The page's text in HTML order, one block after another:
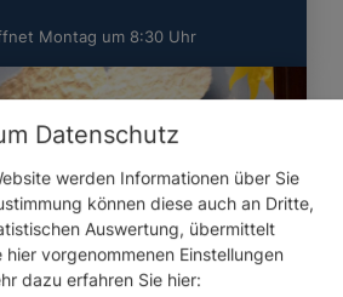
Montag um 8:30 Uhr
Datenschutz
werden Informationen über Sie
können diese auch an Dritte,
Auswertung, übermittelt
vorgenommenen Einstellungen
dazu erfahren Sie hier: